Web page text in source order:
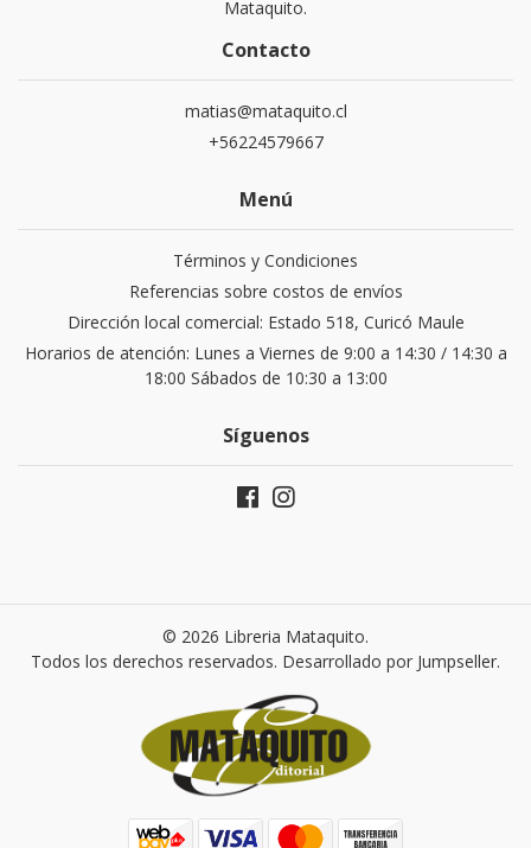
Mataquito.
Contacto
matias@mataquito.cl
+56224579667
Menú
Términos y Condiciones
Referencias sobre costos de envíos
Dirección local comercial: Estado 518, Curicó Maule
Horarios de atención: Lunes a Viernes de 9:00 a 14:30 / 14:30 a
18:00 Sábados de 10:30 a 13:00
Síguenos
© 2026 Libreria Mataquito.
Todos los derechos reservados. Desarrollado por Jumpseller.